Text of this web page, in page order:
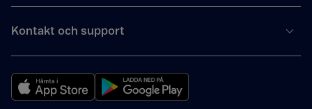
Kontakt och support